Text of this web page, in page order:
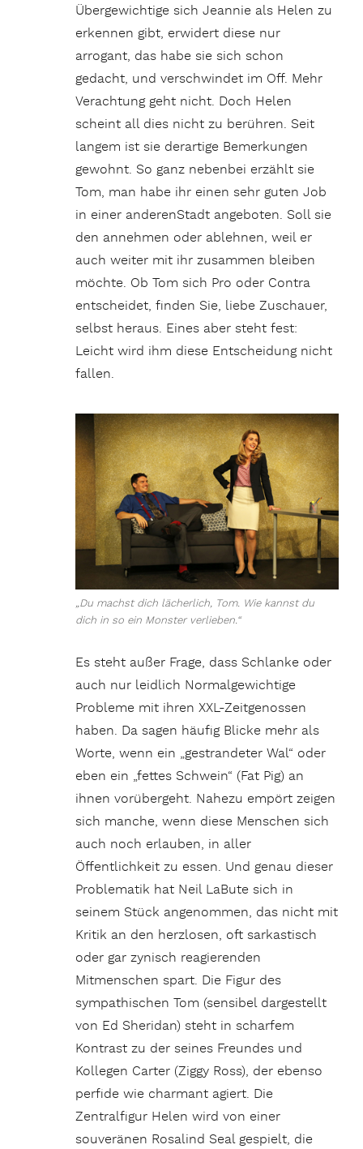
Übergewichtige sich Jeannie als Helen zu
erkennen gibt, erwidert diese nur
arrogant, das habe sie sich schon
gedacht, und verschwindet im Off. Mehr
Verachtung geht nicht. Doch Helen
scheint all dies nicht zu berühren. Seit
langem ist sie derartige Bemerkungen
gewohnt. So ganz nebenbei erzählt sie
Tom, man habe ihr einen sehr guten Job
in einer anderenStadt angeboten. Soll sie
den annehmen oder ablehnen, weil er
auch weiter mit ihr zusammen bleiben
möchte. Ob Tom sich Pro oder Contra
entscheidet, finden Sie, liebe Zuschauer,
selbst heraus. Eines aber steht fest:
Leicht wird ihm diese Entscheidung nicht
fallen.
„Du machst dich lächerlich, Tom. Wie kannst du
dich in so ein Monster verlieben.“
Es steht außer Frage, dass Schlanke oder
auch nur leidlich Normalgewichtige
Probleme mit ihren XXL-Zeitgenossen
haben. Da sagen häufig Blicke mehr als
Worte, wenn ein „gestrandeter Wal“ oder
eben ein „fettes Schwein“ (Fat Pig) an
ihnen vorübergeht. Nahezu empört zeigen
sich manche, wenn diese Menschen sich
auch noch erlauben, in aller
Öffentlichkeit zu essen. Und genau dieser
Problematik hat Neil LaBute sich in
seinem Stück angenommen, das nicht mit
Kritik an den herzlosen, oft sarkastisch
oder gar zynisch reagierenden
Mitmenschen spart. Die Figur des
sympathischen Tom (sensibel dargestellt
von Ed Sheridan) steht in scharfem
Kontrast zu der seines Freundes und
Kollegen Carter (Ziggy Ross), der ebenso
perfide wie charmant agiert. Die
Zentralfigur Helen wird von einer
souveränen Rosalind Seal gespielt, die